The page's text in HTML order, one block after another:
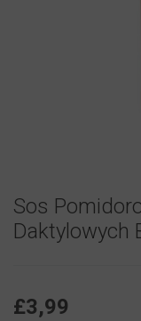
Sos
Daktylowych
£3,99